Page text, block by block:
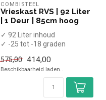
COMBISTEEL
Vrieskast RVS | 92 Liter
| 1 Deur | 85cm hoog
✓ 92 Liter inhoud
✓ -25 tot -18 graden
✓ Breedte 60 cm, diepte
58,...
575,00 414,00
Beschikbaarheid laden..